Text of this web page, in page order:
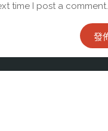
time I post a comment.